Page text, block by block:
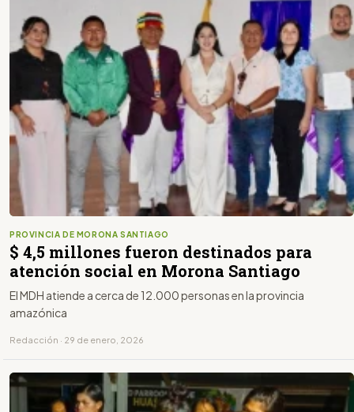
PROVINCIA DE MORONA SANTIAGO
$ 4,5 millones fueron destinados para
atención social en Morona Santiago
El MDH atiende a cerca de 12.000 personas en la provincia
amazónica
Redacción · 29 de enero, 2026